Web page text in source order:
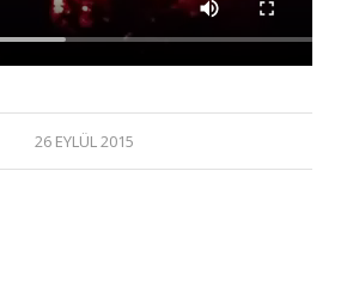
26 EYLÜL 2015